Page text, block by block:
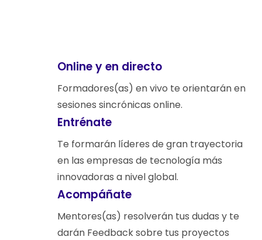
Online y en directo
Formadores(as) en vivo te orientarán en
sesiones sincrónicas online.
Entrénate
Te formarán líderes de gran trayectoria
en las empresas de tecnología más
innovadoras a nivel global.
Acompáñate
Mentores(as) resolverán tus dudas y te
darán Feedback sobre tus proyectos